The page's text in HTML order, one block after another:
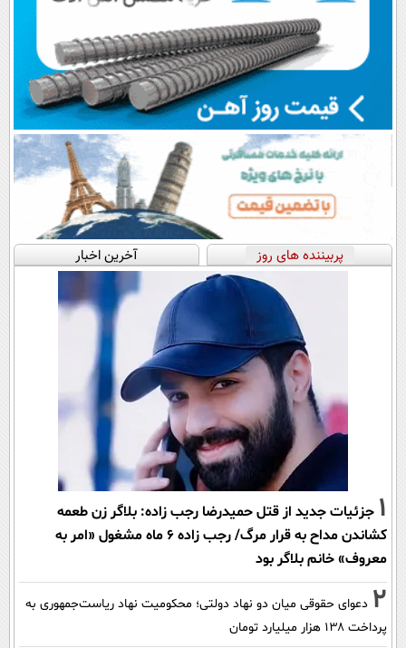
پربیننده های روز آخرین اخبار
1 جزئیات جدید از قتل حمیدرضا رجب زاده: بلاگر زن طعمه
کشاندن مداح به قرار مرگ/ رجب زاده 6 ماه مشغول «امر به
معروف» خانم بلاگر بود
2 دعوای حقوقی میان دو نهاد دولتی؛ محکومیت نهاد ریاست‌جمهوری به
پرداخت ۱۳۸ هزار میلیارد تومان